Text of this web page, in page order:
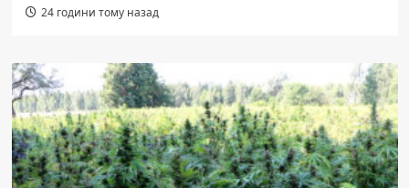
24 години тому назад